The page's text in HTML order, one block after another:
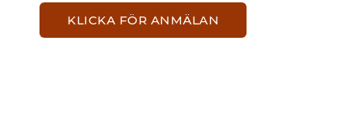
KLICKA FÖR ANMÄLAN